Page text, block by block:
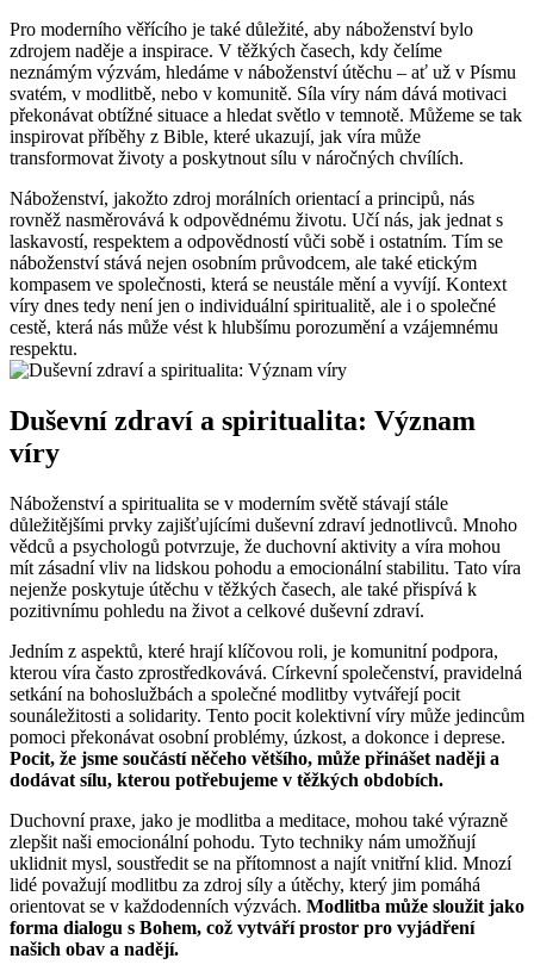
Pro moderního věřícího je také důležité, aby náboženství bylo
zdrojem naděje a inspirace. V těžkých časech, kdy čelíme
neznámým výzvám, hledáme v náboženství útěchu – ať už v Písmu
svatém, v modlitbě, nebo v komunitě. Síla víry nám dává motivaci
překonávat obtížné situace a hledat světlo v temnotě. Můžeme se tak
inspirovat příběhy z Bible, které ukazují, jak víra může
transformovat životy a poskytnout sílu v náročných chvílích.
Náboženství, jakožto zdroj morálních orientací a principů, nás
rovněž nasměrovává k odpovědnému životu. Učí nás, jak jednat s
laskavostí, respektem a odpovědností vůči sobě i ostatním. Tím se
náboženství stává nejen osobním průvodcem, ale také etickým
kompasem ve společnosti, která se neustále mění a vyvíjí. Kontext
víry dnes tedy není jen o individuální spiritualitě, ale i o společné
cestě, která nás může vést k hlubšímu porozumění a vzájemnému
respektu.
Duševní zdraví a spiritualita: Význam
víry
Náboženství a spiritualita se v moderním světě stávají stále
důležitějšími prvky zajišťujícími duševní zdraví jednotlivců. Mnoho
vědců a psychologů potvrzuje, že duchovní aktivity a víra mohou
mít zásadní vliv na lidskou pohodu a emocionální stabilitu. Tato víra
nejenže poskytuje útěchu v těžkých časech, ale také přispívá k
pozitivnímu pohledu na život a celkové duševní zdraví.
Jedním z aspektů, které hrají klíčovou roli, je komunitní podpora,
kterou víra často zprostředkovává. Církevní společenství, pravidelná
setkání na bohoslužbách a společné modlitby vytvářejí pocit
sounáležitosti a solidarity. Tento pocit kolektivní víry může jedincům
pomoci překonávat osobní problémy, úzkost, a dokonce i deprese.
Pocit, že jsme součástí něčeho většího, může přinášet naději a
dodávat sílu, kterou potřebujeme v těžkých obdobích.
Duchovní praxe, jako je modlitba a meditace, mohou také výrazně
zlepšit naši emocionální pohodu. Tyto techniky nám umožňují
uklidnit mysl, soustředit se na přítomnost a najít vnitřní klid. Mnozí
lidé považují modlitbu za zdroj síly a útěchy, který jim pomáhá
orientovat se v každodenních výzvách. Modlitba může sloužit jako
forma dialogu s Bohem, což vytváří prostor pro vyjádření
našich obav a nadějí.